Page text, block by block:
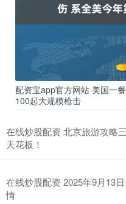
配资宝app官方网站 美国一
100起大规模枪击
在线炒股配资 北京旅游攻略
天花板！
在线炒股配资 2025年9月13
情